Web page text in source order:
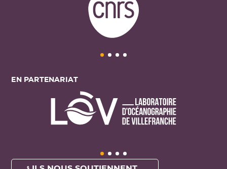
EN PARTENARIAT